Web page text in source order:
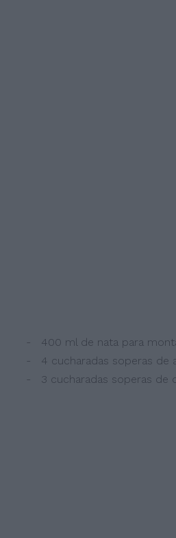
- 400 ml de nata para
- 4 cucharadas soperas de
- 3 cucharadas soperas de